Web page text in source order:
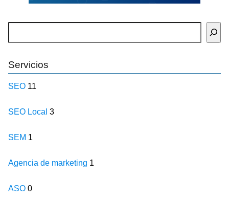
Buscar
Servicios
SEO 11
SEO Local 3
SEM 1
Agencia de marketing 1
ASO 0